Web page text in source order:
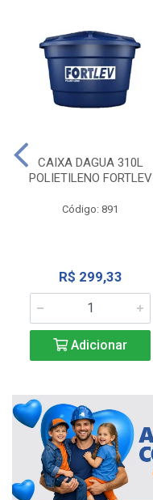
CAIXA DAGUA 310L
POLIETILENO FORTLEV
Código: 891
R$ 299,33
Adicionar